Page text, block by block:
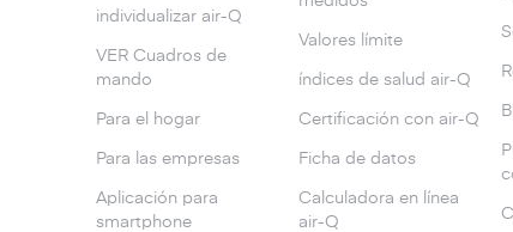
individualizar air-Q
VER Cuadros de
mando
Para el hogar
Para las empresas
Aplicación para
smartphone
Valores límite
índices de salud air-Q
Certificación con air-Q
Ficha de datos
Calculadora en línea
air-Q